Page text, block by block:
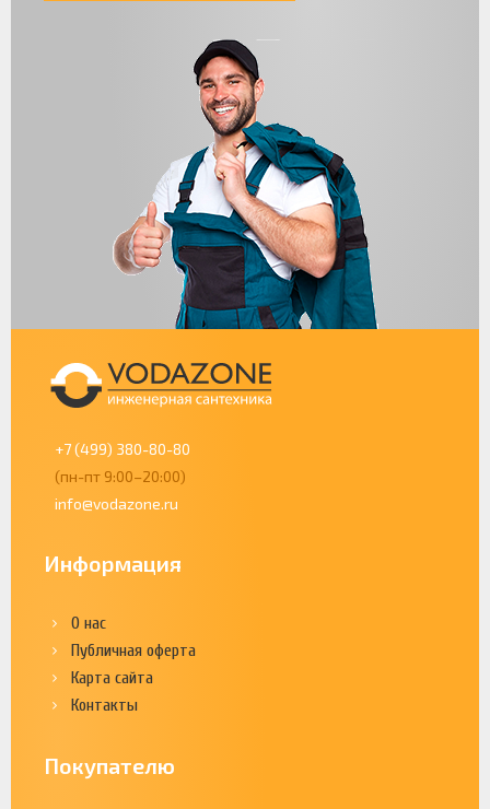
+7 (499) 380-80-80
(пн-пт 9:00–20:00)
info@vodazone.ru
Информация
О нас
Публичная оферта
Карта сайта
Контакты
Покупателю